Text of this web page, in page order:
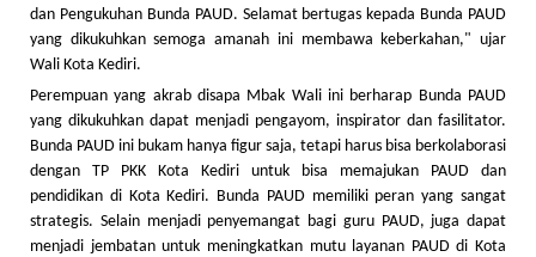
dan Pengukuhan Bunda PAUD. Selamat bertugas kepada Bunda PAUD
yang dikukuhkan semoga amanah ini membawa keberkahan," ujar
Wali Kota Kediri.
Perempuan yang akrab disapa Mbak Wali ini berharap Bunda PAUD
yang dikukuhkan dapat menjadi pengayom, inspirator dan fasilitator.
Bunda PAUD ini bukam hanya figur saja, tetapi harus bisa berkolaborasi
dengan TP PKK Kota Kediri untuk bisa memajukan PAUD dan
pendidikan di Kota Kediri. Bunda PAUD memiliki peran yang sangat
strategis. Selain menjadi penyemangat bagi guru PAUD, juga dapat
menjadi jembatan untuk meningkatkan mutu layanan PAUD di Kota